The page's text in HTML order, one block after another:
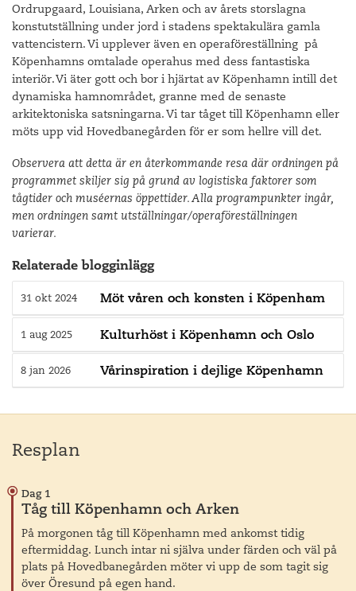
Ordrupgaard, Louisiana, Arken och av årets storslagna
konstutställning under jord i stadens spektakulära gamla
vattencistern. Vi upplever även en operaföreställning på
Köpenhamns omtalade operahus med dess fantastiska
interiör. Vi äter gott och bor i hjärtat av Köpenhamn intill det
dynamiska hamnområdet, granne med de senaste
arkitektoniska satsningarna. Vi tar tåget till Köpenhamn eller
möts upp vid Hovedbanegården för er som hellre vill det.
Observera att detta är en återkommande resa där ordningen på
programmet skiljer sig på grund av logistiska faktorer som
tågtider och muséernas öppettider. Alla programpunkter ingår,
men ordningen samt utställningar/operaföreställningen
varierar.
Relaterade blogginlägg
31 okt 2024 Möt våren och konsten i Köpenham
1 aug 2025 Kulturhöst i Köpenhamn och Oslo
8 jan 2026 Vårinspiration i dejlige Köpenhamn
Resplan
Dag 1
Tåg till Köpenhamn och Arken
På morgonen tåg till Köpenhamn med ankomst tidig
eftermiddag. Lunch intar ni själva under färden och väl på
plats på Hovedbanegården möter vi upp de som tagit sig
över Öresund på egen hand.